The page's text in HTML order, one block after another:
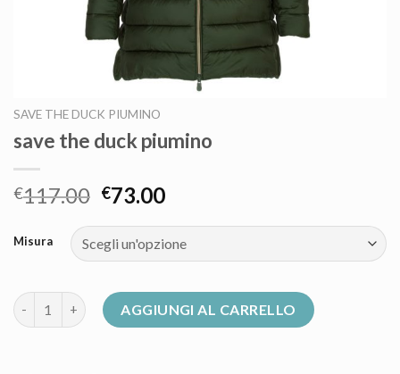
SAVE THE DUCK PIUMINO
save the duck piumino
€117.00 €73.00
Misura
save the duck piumino quantitàAGGIUNGI AL CARRELLO